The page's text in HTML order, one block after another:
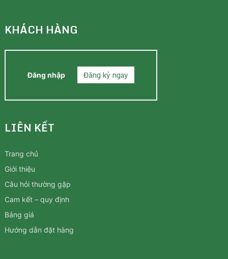
KHÁCH HÀNG
Đăng nhập Đăng ký ngay
LIÊN KẾT
Trang chủ
Giới thiệu
Câu hỏi thường gặp
Cam kết – quy định
Bảng giá
Hướng dẫn đặt hàng